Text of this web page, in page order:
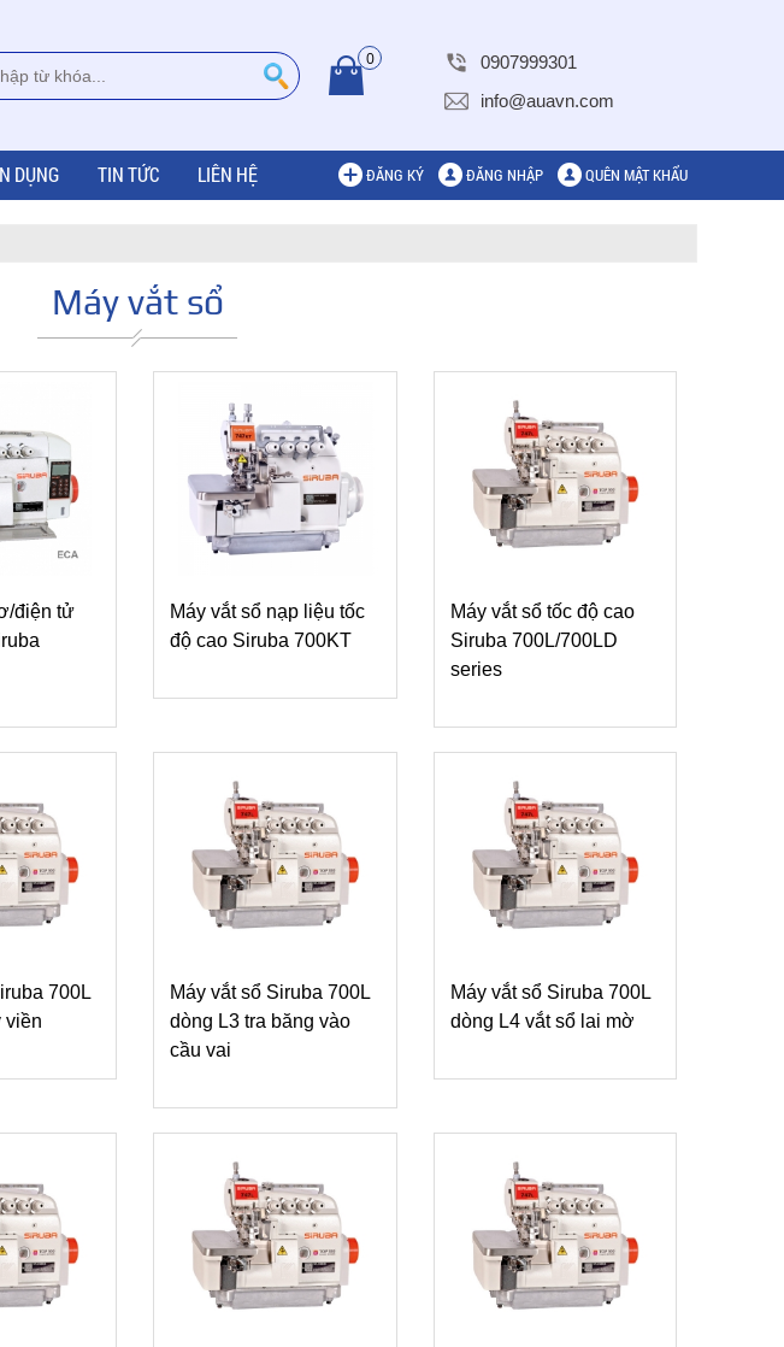
0
0907999301
info@auavn.com
DỤNG TIN TỨC LIÊN HỆ ĐĂNG KÝ ĐĂNG NHẬP QUÊN MẬT KHẨU
Máy vắt sổ
điện tử
Máy vắt sổ nạp liệu tốc
độ cao Siruba 700KT
Máy vắt sổ tốc độ cao
Siruba 700L/700LD
series
700L
viền
Máy vắt sổ Siruba 700L
dòng L3 tra băng vào
cầu vai
Máy vắt sổ Siruba 700L
dòng L4 vắt sổ lai mờ